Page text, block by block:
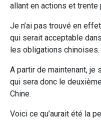
allant en actions et trente
Je n’ai pas trouvé en
qui serait acceptable
les obligations chinoises.
A partir de maintenant,
qui sera donc le
Chine.
Voici ce qu’aurait été la